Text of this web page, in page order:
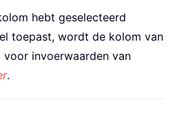
hebt geselecteerd
toepast, wordt de kolom van
invoerwaarden van
.